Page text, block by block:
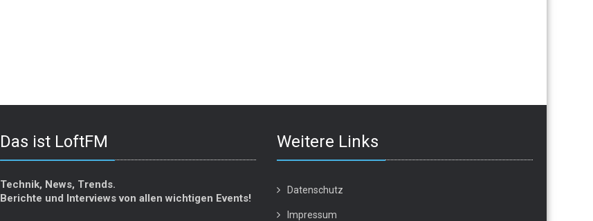
Das ist LoftFM
Technik, News, Trends.
Berichte und Interviews von allen wichtigen Events!
Weitere Links
Datenschutz
Impressum